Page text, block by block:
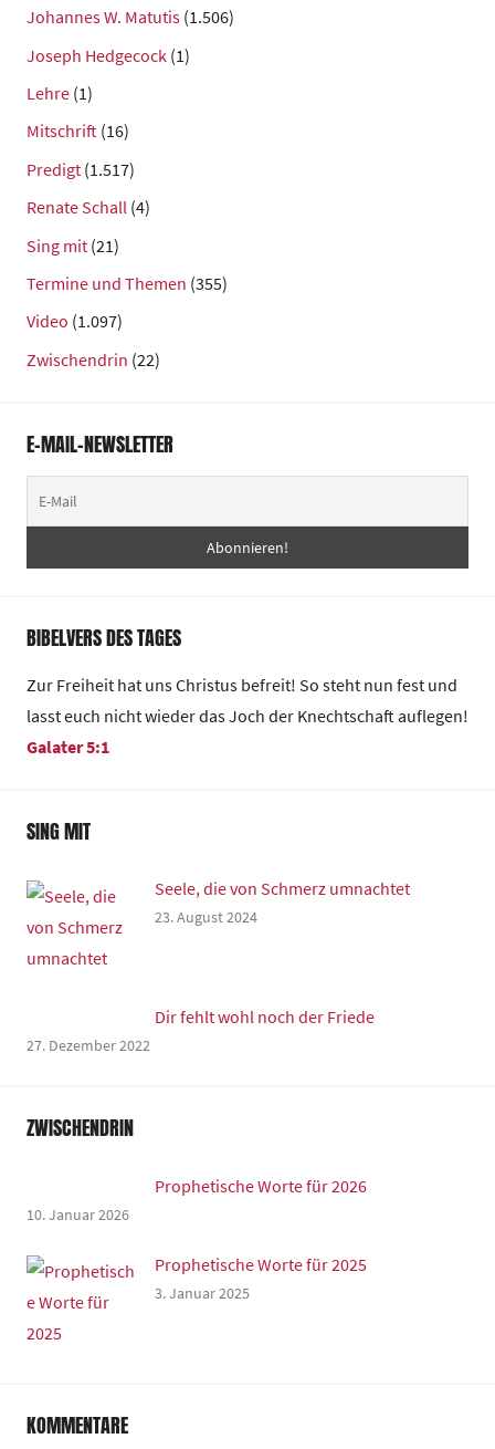
Johannes W. Matutis (1.506)
Joseph Hedgecock (1)
Lehre (1)
Mitschrift (16)
Predigt (1.517)
Renate Schall (4)
Sing mit (21)
Termine und Themen (355)
Video (1.097)
Zwischendrin (22)
E-MAIL-NEWSLETTER
BIBELVERS DES TAGES
Zur Freiheit hat uns Christus befreit! So steht nun fest und
lasst euch nicht wieder das Joch der Knechtschaft auflegen!
Galater 5:1
SING MIT
Seele, die von Schmerz umnachtet
23. August 2024
Dir fehlt wohl noch der Friede
27. Dezember 2022
ZWISCHENDRIN
Prophetische Worte für 2026
10. Januar 2026
Prophetische Worte für 2025
3. Januar 2025
KOMMENTARE